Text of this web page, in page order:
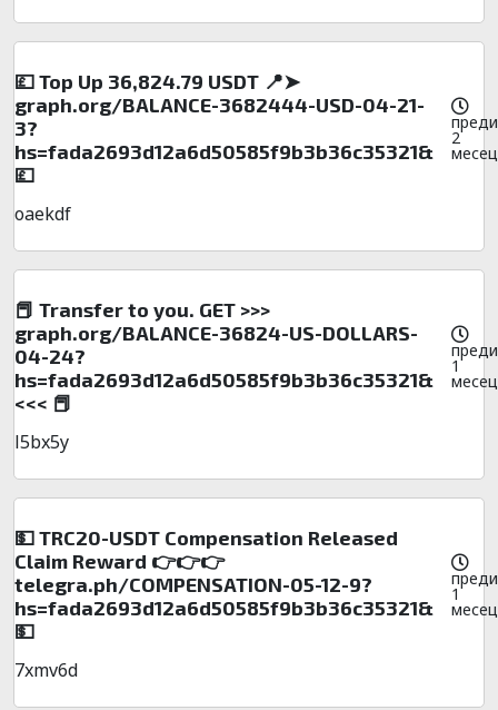
💷 Top Up 36,824.79 USDT 📍➤
graph.org/BALANCE-3682444-USD-04-21-
3?
hs=fada2693d12a6d50585f9b3b36c35321&
💷
преди
2
oaekdf
📕 Transfer to you. GET >>>
graph.org/BALANCE-36824-US-DOLLARS-
04-24?
hs=fada2693d12a6d50585f9b3b36c35321&
<<< 📕
преди
1
месец
l5bx5y
💵 TRC20-USDT Compensation Released
Claim Reward 👉👉👉
telegra.ph/COMPENSATION-05-12-9?
hs=fada2693d12a6d50585f9b3b36c35321&
💵
преди
1
месец
7xmv6d